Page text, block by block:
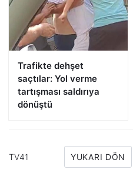
Trafikte dehşet
saçtılar: Yol verme
tartışması saldırıya
dönüştü
TV41 YUKARI DÖN